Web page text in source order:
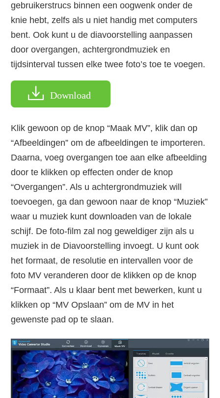
gebruikerstrucs binnen een oogwenk onder de
knie hebt, zelfs als u niet handig met computers
bent. Ook kunt u de diavoorstelling aanpassen
door overgangen, achtergrondmuziek en
tijdsinterval tussen elke twee foto’s toe te voegen.
Download
Klik gewoon op de knop “Maak MV”, klik dan op
“Afbeeldingen” om de afbeeldingen te importeren.
Daarna, voeg overgangen toe aan elke afbeelding
door te klikken op effecten onder de knop
“Overgangen”. Als u achtergrondmuziek will
toevoegen, ga dan gewoon naar de knop “Muziek”
waar u muziek kunt downloaden van de lokale
schijf. De foto-film zal nog geweldiger zijn als u
muziek in de Diavoorstelling invoegt. U kunt ook
het formaat, de resolutie en intervallen voor de
foto MV veranderen door de klikken op de knop
“Formaat”. Als u klaar bent met bewerken, kunt u
klikken op “MV Opslaan” om de MV in het
gewenste pad op te slaan.